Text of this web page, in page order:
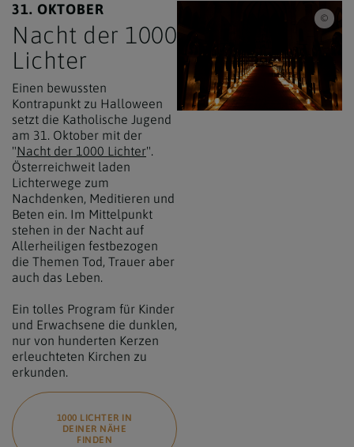
31. OKTOBER
Nacht der 1000
Lichter
Einen bewussten
Kontrapunkt zu Halloween
setzt die Katholische Jugend
am 31. Oktober mit der
"Nacht der 1000 Lichter".
Österreichweit laden
Lichterwege zum
Nachdenken, Meditieren und
Beten ein. Im Mittelpunkt
stehen in der Nacht auf
Allerheiligen festbezogen
die Themen Tod, Trauer aber
auch das Leben.
Ein tolles Program für Kinder
und Erwachsene die dunklen,
nur von hunderten Kerzen
erleuchteten Kirchen zu
erkunden.
1000 LICHTER IN
DEINER NÄHE
FINDEN